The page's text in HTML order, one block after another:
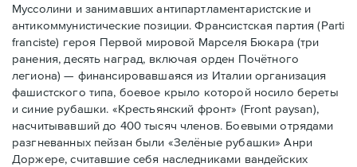
Муссолини и занимавших антипартламентаристские и
антикоммунистические позиции. Франсистская партия (Parti
franciste) героя Первой мировой Марселя Бюкара (три
ранения, десять наград, включая орден Почётного
легиона) — финансировавшаяся из Италии организация
фашистского типа, боевое крыло которой носило береты
и синие рубашки. «Крестьянский фронт» (Front paysan),
насчитывавший до 400 тысяч членов. Боевыми отрядами
разгневанных пейзан были «Зелёные рубашки» Анри
Доржере, считавшие себя наследниками вандейских